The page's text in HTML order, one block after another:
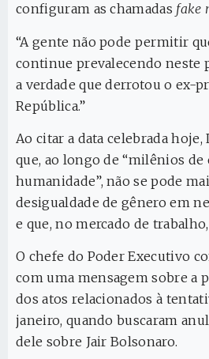
configuram as chamadas fake
“A gente não pode permitir
continue prevalecendo neste
a verdade que derrotou o ex-
República.”
Ao citar a data celebrada
que, ao longo de “milênios de
humanidade”, não se pode
desigualdade de gênero em
e que, no mercado de
O chefe do Poder Executivo
com uma mensagem sobre a
dos atos relacionados à
janeiro, quando buscaram
dele sobre Jair Bolsonaro.